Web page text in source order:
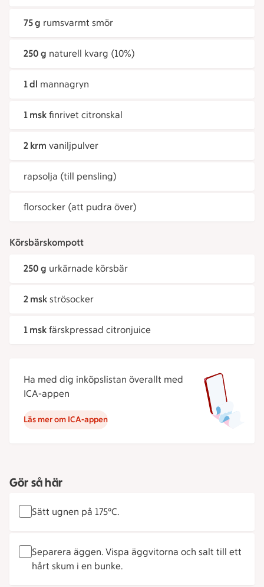
75 g rumsvarmt smör
250 g naturell kvarg (10%)
1 dl mannagryn
1 msk finrivet citronskal
2 krm vaniljpulver
rapsolja (till pensling)
florsocker (att pudra över)
Körsbärskompott
250 g urkärnade körsbär
2 msk strösocker
1 msk färskpressad citronjuice
Ha med dig inköpslistan överallt med
ICA-appen
Läs mer om ICA-appen
Gör så här
Sätt ugnen på 175°C.
Separera äggen. Vispa äggvitorna och salt till ett
hårt skum i en bunke.